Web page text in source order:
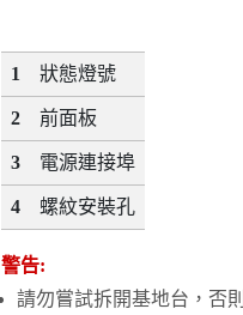
1 狀態燈號
2 前面板
3 電源連接埠
4 螺紋安裝孔
警告:
請勿嘗試拆開基地台，否